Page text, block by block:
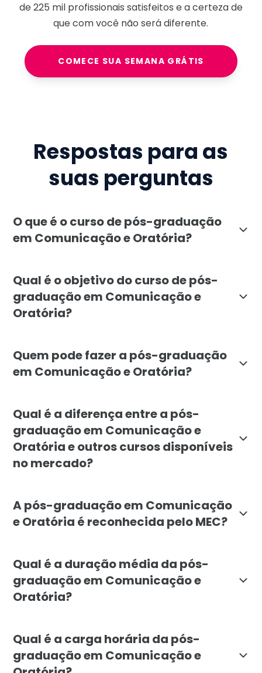
de225 milprofissionais satisfeitos e a certeza de
que com você não será diferente.
COMECE SUA SEMANA GRÁTIS
Respostas para as
suas perguntas
O que é o curso de pós-graduação
em Comunicação e Oratória?
Qual é o objetivo do curso de pós-
graduação em Comunicação e
Oratória?
Quem pode fazer a pós-graduação
em Comunicação e Oratória?
Qual é a diferença entre a pós-
graduação em Comunicação e
Oratória e outros cursos disponíveis
no mercado?
A pós-graduação em Comunicação
e Oratória é reconhecida pelo MEC?
Qual é a duração média da pós-
graduação em Comunicação e
Oratória?
Qual é a carga horária da pós-
graduação em Comunicação e